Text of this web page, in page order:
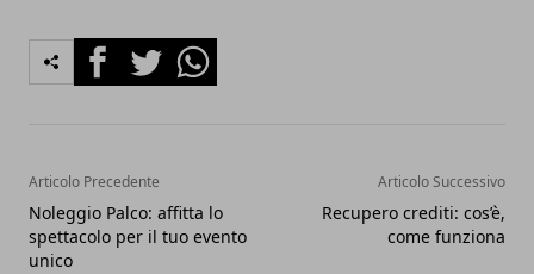
FacebookTwitterWhatsapp
Articolo Precedente
Noleggio Palco: affitta lo
spettacolo per il tuo evento
unico
Articolo Successivo
Recupero crediti: cos’è,
come funziona